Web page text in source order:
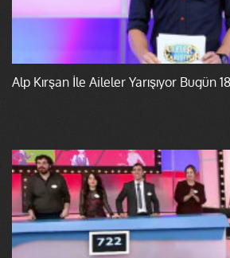
Alp Kırşan İle Aileler Yarışıyor Bugün